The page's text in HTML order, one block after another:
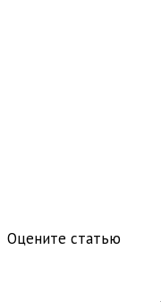
Оцените статью